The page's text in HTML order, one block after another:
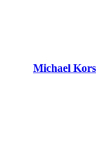
Michael Kors